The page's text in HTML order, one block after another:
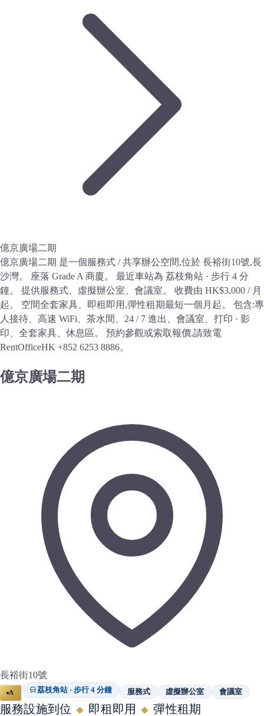
億京廣場二期
億京廣場二期 是一個服務式 / 共享辦公空間,位於 長裕街10號,長
沙灣。 座落 Grade A 商廈。 最近車站為 荔枝角站 · 步行 4 分
鐘。 提供服務式、虛擬辦公室、會議室。 收費由 HK$3,000 / 月
起。 空間全套家具、即租即用,彈性租期最短一個月起。 包含:專
人接待、高速 WiFi、茶水間、24 / 7 進出、會議室、打印 · 影
印、全套家具、休息區。 預約參觀或索取報價,請致電
RentOfficeHK +852 6253 8886。
億京廣場二期
長裕街10號
A 荔枝角站 · 步行 4 分鐘 服務式 虛擬辦公室 會議室
服務設施到位 ◆ 即租即用 ◆ 彈性租期